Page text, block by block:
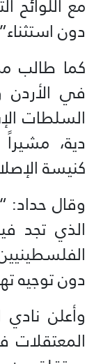
دون
كما طالب
في الأردن
السلطات
دية،
كنيسة
وقال حداد:
الذي تجد
دون توجيه
وأعلن